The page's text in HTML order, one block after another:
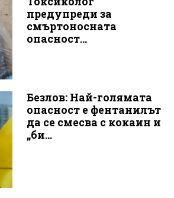
предупреди за
смъртоносната
опасност...
Безлов: Най-голямата
опасност е фентанилът
да се смесва с кокаин и
„би...